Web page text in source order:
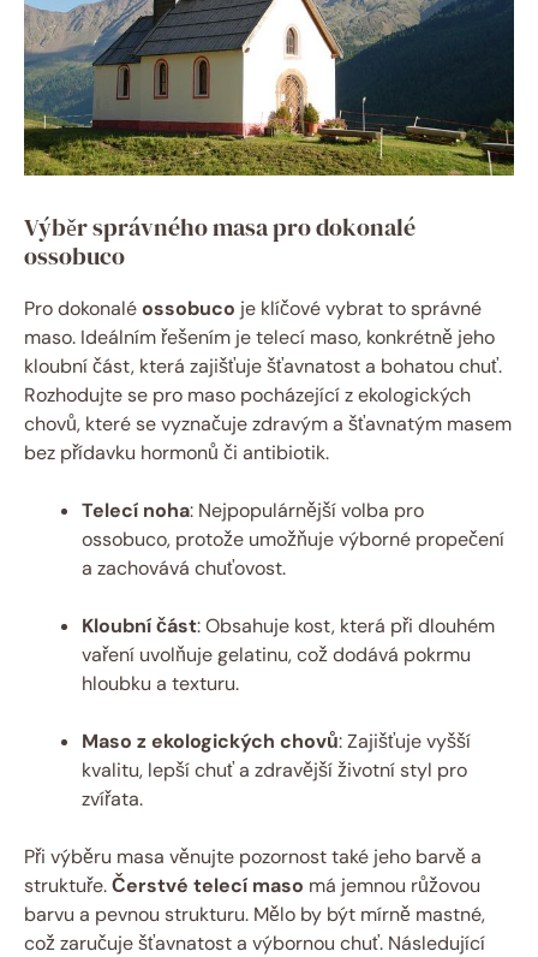
Výběr správného masa pro dokonalé
ossobuco
Pro dokonaléossobuco je klíčové vybrat to správné
maso. Ideálním řešením je telecí maso, konkrétně jeho
kloubní část, která zajišťuje šťavnatost a bohatou chuť.
Rozhodujte se pro maso pocházející z ekologických
chovů, které se vyznačuje zdravým a šťavnatým masem
bez přídavku hormonů či antibiotik.
Telecí noha: Nejpopulárnější volba pro
ossobuco, protože umožňuje výborné propečení
a zachovává chuťovost.
Kloubní část: Obsahuje kost, která při dlouhém
vaření uvolňuje gelatinu, což dodává pokrmu
hloubku a texturu.
Maso z ekologických chovů: Zajišťuje vyšší
kvalitu, lepší chuť a zdravější životní styl pro
zvířata.
Při výběru masa věnujte pozornost také jeho barvě a
struktuře.Čerstvé telecí maso má jemnou růžovou
barvu a pevnou strukturu. Mělo by být mírně mastné,
což zaručuje šťavnatost a výbornou chuť. Následující